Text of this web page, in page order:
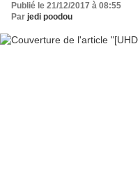
Publié le 21/12/2017 à 08:55
Par jedi poodou